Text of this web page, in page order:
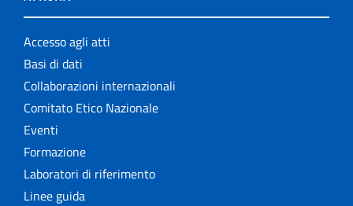
Accesso agli atti
Basi di dati
Collaborazioni internazionali
Comitato Etico Nazionale
Eventi
Formazione
Laboratori di riferimento
Linee guida